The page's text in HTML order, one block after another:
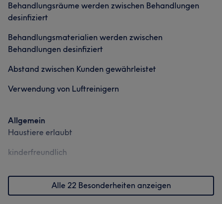
Behandlungsräume werden zwischen Behandlungen
desinfiziert
Behandlungsmaterialien werden zwischen
Behandlungen desinfiziert
Abstand zwischen Kunden gewährleistet
Verwendung von Luftreinigern
Allgemein
Haustiere erlaubt
kinderfreundlich
Alle 22 Besonderheiten anzeigen